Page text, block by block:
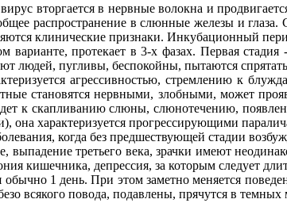
вторгается в нервные волокна и
распространение в слюнные железы и
клинические признаки. Инкубационный
протекает в 3-х фазах. Первая
людей, пугливы, беспокойны, пытаются
агрессивностью, стремлению к
становятся нервными, злобными, может
к скапливанию слюны, слюнотечению,
она характеризуется прогрессирующими
когда без предшествующей стадии
выпадение третьего века, зрачки имеют
кишечника, депрессия, за которым следует
1 день. При этом заметно меняется
всякого повода, подавлены, прячутся в темных